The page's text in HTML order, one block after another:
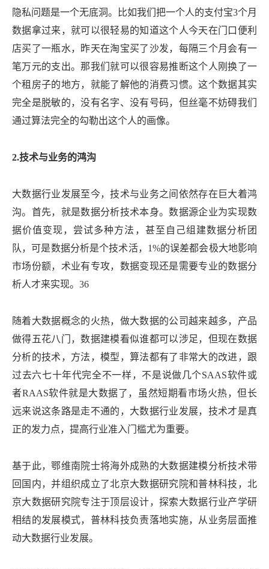
隐私问题是一个无底洞。比如我们把一个人的支付宝3个月
数据拿过来，就可以很轻易的知道这个人今天在门口便利
店买了一瓶水，昨天在淘宝买了沙发，每隔三个月会有一
笔万元的支出。那我们就可以很容易推断这个人刚换了一
个租房子的地方，就能了解他的消费习惯。这个数据其实
完全是脱敏的，没有名字、没有号码，但丝毫不妨碍我们
通过算法完全的勾勒出这个人的画像。
2.技术与业务的鸿沟
大数据行业发展至今，技术与业务之间依然存在巨大着鸿
沟。首先，就是数据分析技术本身。数据源企业为实现数
据价值变现，尝试多种方法，甚至自己组建数据分析团
队，可是数据分析是个技术活，1%的误差都会极大地影响
市场份额，术业有专攻，数据变现还是需要专业的数据分
析人才来实现。36
随着大数据概念的火热，做大数据的公司越来越多，产品
做得五花八门，数据建模看似谁都可以涉足，但现在数据
分析的技术，方法，模型，算法都有了非常大的改进，跟
过去六七十年代完全不一样，不是说做几个SAAS软件或
者RAAS软件就是大数据了，虽然短期看市场火热，但长
远来说这条路是走不通的，大数据行业发展，技术才是真
正的发力点，提高行业准入门槛尤为重要。
基于此，鄂维南院士将海外成熟的大数据建模分析技术带
回国内，并组织成立了北京大数据研究院和普林科技，北
京大数据研究院专注于顶层设计，探索大数据行业产学研
相结的发展模式，普林科技负责落地实施，从业务层面推
动大数据行业发展。